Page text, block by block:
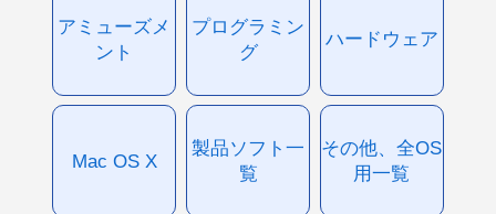
アミューズメ
ント
プログラミン
グ
ハードウェア
Mac OS X
製品ソフト一
覧
その他、全OS
用一覧